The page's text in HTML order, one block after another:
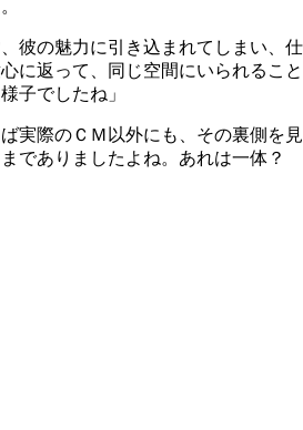
彼の魅力に引き込まれてしまい、仕
に返って、同じ空間にいられること
子でしたね」
実際のＣＭ以外にも、その裏側を見
でありましたよね。あれは一体？